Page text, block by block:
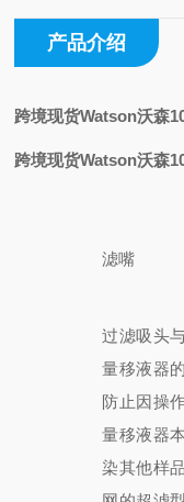
产品介绍
跨境现货Watson沃森
跨境现货Watson沃森
滤嘴
过滤吸头
量移液器
防止因操
量移液器
染其他样